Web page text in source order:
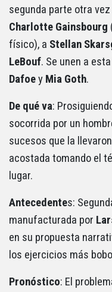
segunda parte otra
Charlotte Gainsbourg
físico), a Stellan
LeBouf. Se unen a
Dafoey Mia Goth.
De qué va:
socorrida por un
sucesos que la
acostada tomando el
lugar.
Antecedentes:
manufacturada por
en su propuesta
los ejercicios más
Pronóstico: El